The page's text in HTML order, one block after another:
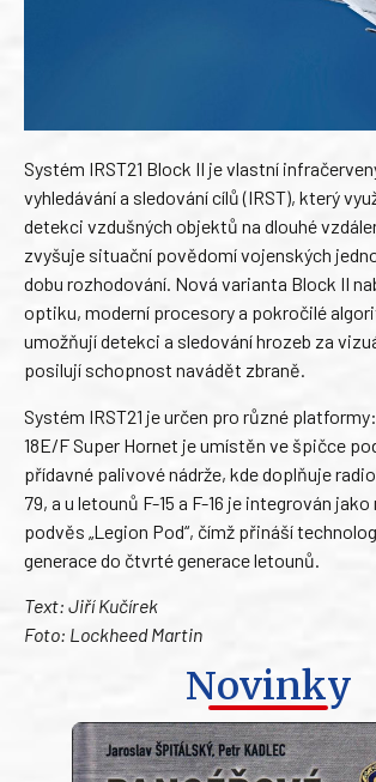
Systém IRST21 Block II je vlastní
vyhledávání a sledování cílů (IRST), který
detekci vzdušných objektů na dlouhé
zvyšuje situační povědomí vojenských
dobu rozhodování. Nová varianta Block II
optiku, moderní procesory a pokročilé
umožňují detekci a sledování hrozeb za
posilují schopnost navádět zbraně.
Systém IRST21 je určen pro různé
18E/F Super Hornet je umístěn ve špičce
přídavné palivové nádrže, kde doplňuje
79, a u letounů F-15 a F-16 je integrován
podvěs „Legion Pod“, čímž přináší
generace do čtvrté generace letounů.
Text: Jiří Kučírek
Foto: Lockheed Martin
Novinky